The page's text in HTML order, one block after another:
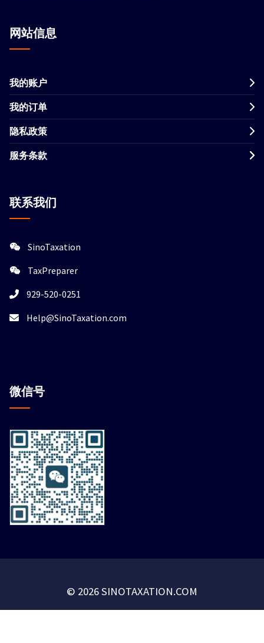
网站信息
我的账户
我的订单
隐私政策
服务条款
联系我们
SinoTaxation
TaxPreparer
929-520-0251
Help@SinoTaxation.com
微信号
© 2026 SINOTAXATION.COM